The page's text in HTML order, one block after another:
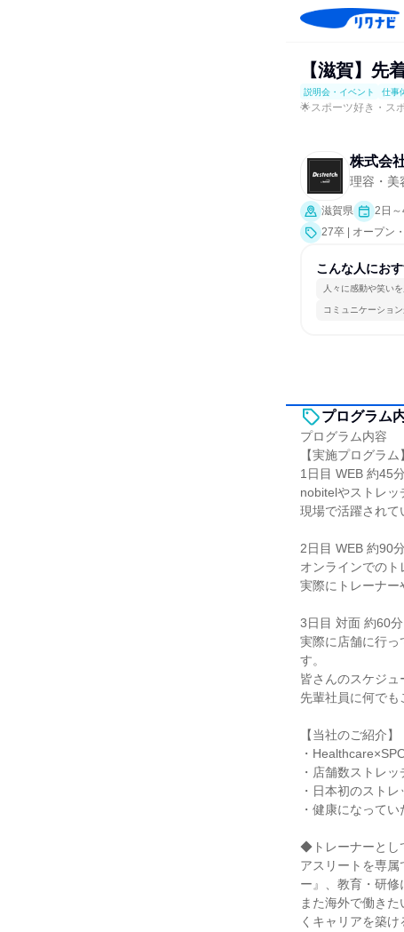
【滋賀】
説明会・イベント 仕事
🌟スポーツ好き・ス
株式会
理容・美
滋賀県 2日～
27卒 | オープン
こんな人にお
人々に感動や笑い
コミュニケーショ
プログラム
プログラム内容
【実施プログラム】
1日目 WEB 約45分
nobitelやストレッ
現場で活躍されて
2日目 WEB 約90分
オンラインでのト
実際にトレーナー
3日目 対面 約60分
実際に店舗に行っ
す。
皆さんのスケジュ
先輩社員に何でも
【当社のご紹介】
・
・店舗数ストレ
・日本初のスト
・健康になって
◆トレーナーとし
アスリートを専
ー』、教育・研修
また海外で働き
くキャリアを築